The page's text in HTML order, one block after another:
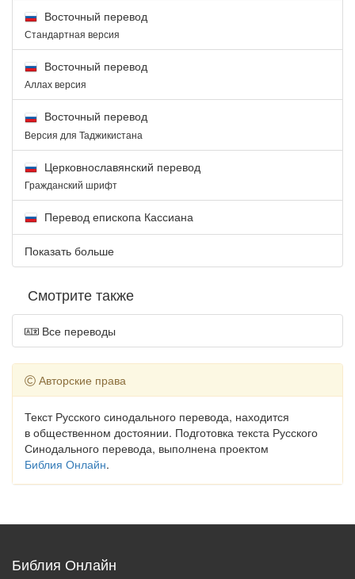
Восточный перевод
Стандартная версия
Восточный перевод
Аллах версия
Восточный перевод
Версия для Таджикистана
Церковнославянский перевод
Гражданский шрифт
Перевод епископа Кассиана
Показать больше
Смотрите также
Все переводы
Авторские права
Текст Русского синодального перевода, находится
в общественном достоянии. Подготовка текста Русского
Синодального перевода, выполнена проектом
Библия Онлайн.
Библия Онлайн